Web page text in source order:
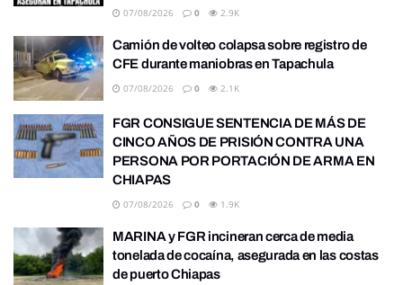
07/08/2026 0 2.9K
Camión de volteo colapsa sobre registro de
CFE durante maniobras en Tapachula
07/08/2026 0 2.1K
FGR CONSIGUE SENTENCIA DE MÁS DE
CINCO AÑOS DE PRISIÓN CONTRA UNA
PERSONA POR PORTACIÓN DE ARMA EN
CHIAPAS
07/08/2026 0 1.9K
MARINA y FGR incineran cerca de media
tonelada de cocaína, asegurada en las costas
de puerto Chiapas